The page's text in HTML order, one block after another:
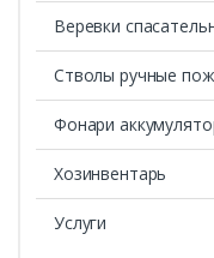
Веревки
Стволы ручные
Фонари
Хозинвентарь
Услуги